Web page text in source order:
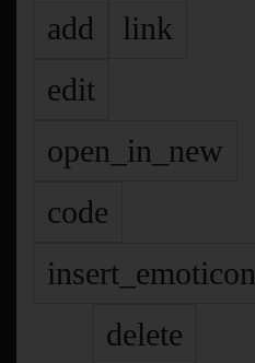
add
link
edit
open_in_new
code
insert_emoticon
delete